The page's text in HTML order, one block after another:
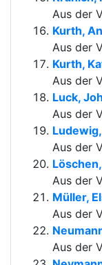
Aus der
Kurth,
Aus der
Kurth,
Aus der
Luck,
Aus der
Aus der
Aus der
Müller,
Aus der
Aus der